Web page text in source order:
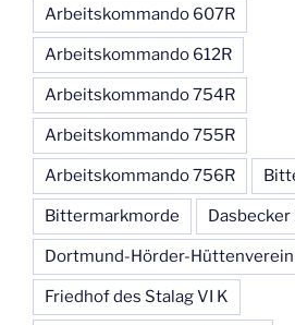
Arbeitskommando 607R
Arbeitskommando 612R
Arbeitskommando 754R
Arbeitskommando 755R
Arbeitskommando 756R
Bittermarkmorde
Dortmund-Hörder-Hüttenverein
Friedhof des Stalag VI K